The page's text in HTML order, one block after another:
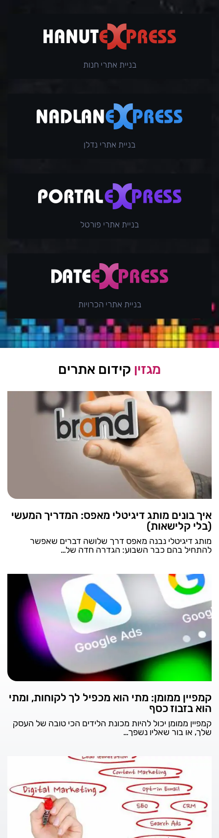
בניית אתרי חנות
בניית אתרי נדלן
בניית אתרי פורטל
בניית אתרי הכרויות
מגזין קידום אתרים
איך בונים מותג דיגיטלי מאפס: המדריך המעשי
(בלי קלישאות)
מותג דיגיטלי נבנה מאפס דרך שלושה דברים שאפשר
להתחיל בהם כבר השבוע: הגדרה חדה של…
קמפיין ממומן: מתי הוא מכפיל לך לקוחות, ומתי
הוא בזבוז כסף
קמפיין ממומן יכול להיות מכונת הלידים הכי טובה של העסק
שלך, או בור שאליו נשפך…